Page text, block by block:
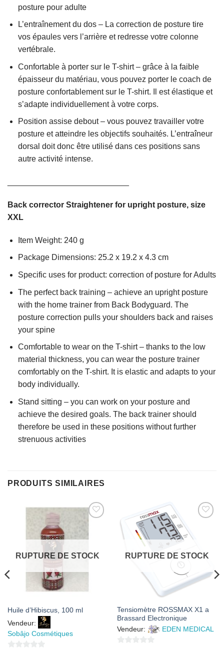
posture pour adulte
L’entraînement du dos – La correction de posture tire
vos épaules vers l’arrière et redresse votre colonne
vertébrale.
Confortable à porter sur le T-shirt – grâce à la faible
épaisseur du matériau, vous pouvez porter le coach de
posture confortablement sur le T-shirt. Il est élastique et
s’adapte individuellement à votre corps.
Position assise debout – vous pouvez travailler votre
posture et atteindre les objectifs souhaités. L’entraîneur
dorsal doit donc être utilisé dans ces positions sans
autre activité intense.
Back corrector Straightener for upright posture, size
XXL
Item Weight: ‎240 g
Package Dimensions: 25.2 x 19.2 x 4.3 cm
Specific uses for product: correction of posture for Adults
The perfect back training – achieve an upright posture
with the home trainer from Back Bodyguard. The
posture correction pulls your shoulders back and raises
your spine
Comfortable to wear on the T-shirt – thanks to the low
material thickness, you can wear the posture trainer
comfortably on the T-shirt. It is elastic and adapts to your
body individually.
Stand sitting – you can work on your posture and
achieve the desired goals. The back trainer should
therefore be used in these positions without further
strenuous activities
PRODUITS SIMILAIRES
RUPTURE DE STOCK
Huile d’Hibiscus, 100 ml
Vendeur:
Sobâjo Cosmétiques
AJOUTER
À MES
FAVORIS
RUPTURE DE STOCK
Tensiomètre ROSSMAX X1 a
Brassard Electronique
Vendeur:
EDEN MEDICAL